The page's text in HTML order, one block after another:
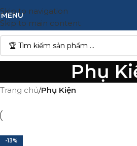
Skip to navigation
Skip to main content
MENU
Phụ
Trang chủ/Phụ Kiện
-13%